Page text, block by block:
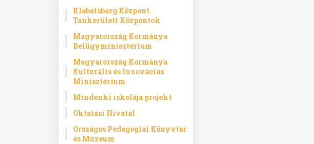
Klebelsberg Központ
Tankerületi Központok
Magyarország Kormánya
Belügyminisztérium
Magyarország Kormánya
Kulturális és Innovációs
Minisztérium
Mindenki iskolája projekt
Oktatási Hivatal
Országos Pedagógiai Könyvtár
és Múzeum